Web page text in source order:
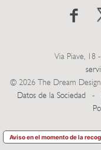
Via Piave, 18
© 2026 The Dream
Datos de la Sociedad
-
Aviso en el momento de la